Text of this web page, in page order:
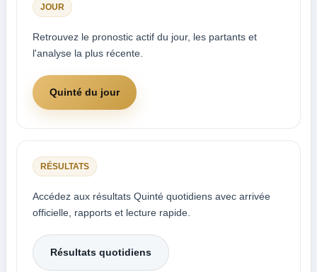
JOUR
Retrouvez le pronostic actif du jour, les partants et
l'analyse la plus récente.
Quinté du jour
RÉSULTATS
Accédez aux résultats Quinté quotidiens avec arrivée
officielle, rapports et lecture rapide.
Résultats quotidiens